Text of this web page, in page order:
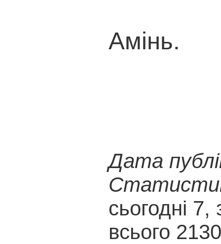
Амінь.
Дата
сьогодні 7,
всього 2130